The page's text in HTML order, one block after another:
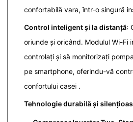
confortabilă vara, într-o singură
Control inteligent și la distanță:
oriunde și oricând. Modulul Wi-Fi
controlați și să monitorizați
pe smartphone, oferindu-vă
confortului casei .
Tehnologie durabilă și